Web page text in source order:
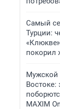
Самый
Турции:
покорил
Мужской
Востоке:
MAXIM